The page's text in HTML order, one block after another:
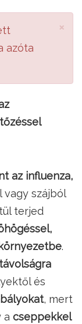
×
azóta
az influenza,
vagy szájból
terjed
.
és
, mert
a cseppekkel